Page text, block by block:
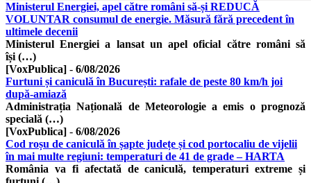
Ministerul Energiei, apel către români să-și REDUCĂ
VOLUNTAR consumul de energie. Măsură fără precedent în
ultimele decenii
Ministerul Energiei a lansat un apel oficial către români să
își (…)
[VoxPublica] - 6/08/2026
Furtuni și caniculă în București: rafale de peste 80 km/h joi
după-amiază
Administrația Națională de Meteorologie a emis o prognoză
specială (…)
[VoxPublica] - 6/08/2026
Cod roșu de caniculă în șapte județe și cod portocaliu de vijelii
în mai multe regiuni: temperaturi de 41 de grade – HARTA
România va fi afectată de caniculă, temperaturi extreme și